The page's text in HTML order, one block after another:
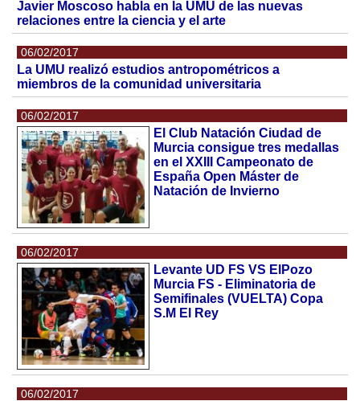
Javier Moscoso habla en la UMU de las nuevas
relaciones entre la ciencia y el arte
06/02/2017
La UMU realizó estudios antropométricos a
miembros de la comunidad universitaria
06/02/2017
El Club Natación Ciudad de
Murcia consigue tres medallas
en el XXIII Campeonato de
España Open Máster de
Natación de Invierno
06/02/2017
Levante UD FS VS ElPozo
Murcia FS - Eliminatoria de
Semifinales (VUELTA) Copa
S.M El Rey
06/02/2017